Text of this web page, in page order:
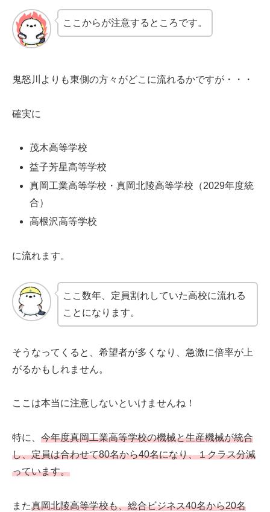
ここからが注意するところです。
鬼怒川よりも東側の方々がどこに流れるかですが・・・
確実に
茂木高等学校
益子芳星高等学校
真岡工業高等学校・真岡北陵高等学校（2029年度統
合）
高根沢高等学校
に流れます。
ここ数年、定員割れしていた高校に流れる
ことになります。
そうなってくると、希望者が多くなり、急激に倍率が上
がるかもしれません。
ここは本当に注意しないといけませんね！
特に、 今年度真岡工業高等学校の機械と生産機械が統合
し、定員は合わせて80名から40名になり、１クラス分減
っています。
また真岡北陵高等学校も、総合ビジネス40名から20名